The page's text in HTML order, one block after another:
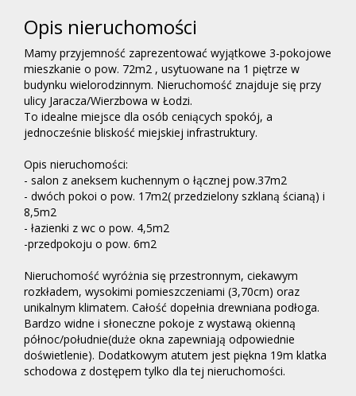
Opis nieruchomości
Mamy przyjemność zaprezentować wyjątkowe 3-pokojowe
mieszkanie o pow. 72m2 , usytuowane na 1 piętrze w
budynku wielorodzinnym. Nieruchomość znajduje się przy
ulicy Jaracza/Wierzbowa w Łodzi.
To idealne miejsce dla osób ceniących spokój, a
jednocześnie bliskość miejskiej infrastruktury.
Opis nieruchomości:
- salon z aneksem kuchennym o łącznej pow.37m2
- dwóch pokoi o pow. 17m2( przedzielony szklaną ścianą) i
8,5m2
- łazienki z wc o pow. 4,5m2
-przedpokoju o pow. 6m2
Nieruchomość wyróżnia się przestronnym, ciekawym
rozkładem, wysokimi pomieszczeniami (3,70cm) oraz
unikalnym klimatem. Całość dopełnia drewniana podłoga.
Bardzo widne i słoneczne pokoje z wystawą okienną
północ/południe(duże okna zapewniają odpowiednie
doświetlenie). Dodatkowym atutem jest piękna 19m klatka
schodowa z dostępem tylko dla tej nieruchomości.